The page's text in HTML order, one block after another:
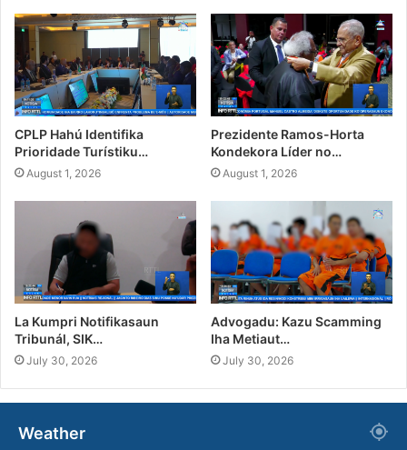
CPLP Hahú Identifika
Prioridade Turístiku…
August 1, 2026
Prezidente Ramos-Horta
Kondekora Líder no…
August 1, 2026
La Kumpri Notifikasaun
Tribunál, SIK…
July 30, 2026
Advogadu: Kazu Scamming
Iha Metiaut…
July 30, 2026
Weather